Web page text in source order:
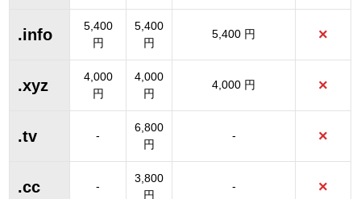
.info
5,400
円
5,400
円
5,400 円 ×
.xyz
4,000
円
4,000
円
4,000 円 ×
.tv -
6,800
円
- ×
.cc -
3,800
円
- ×